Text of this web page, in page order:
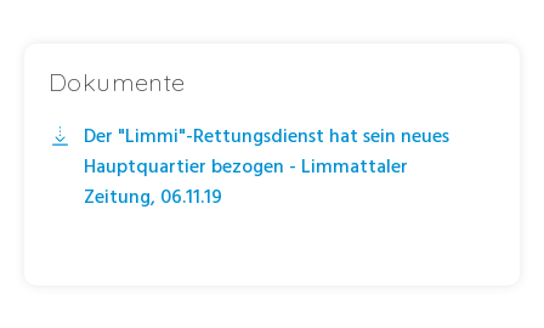
Dokumente
Der "Limmi"-Rettungsdienst hat sein neues
Hauptquartier bezogen - Limmattaler
Zeitung, 06.11.19